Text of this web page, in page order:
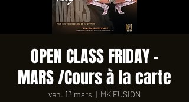
OPEN CLASS FRIDAY -
MARS /Cours à la carte
ven. 13 mars
  |
MK FUSION